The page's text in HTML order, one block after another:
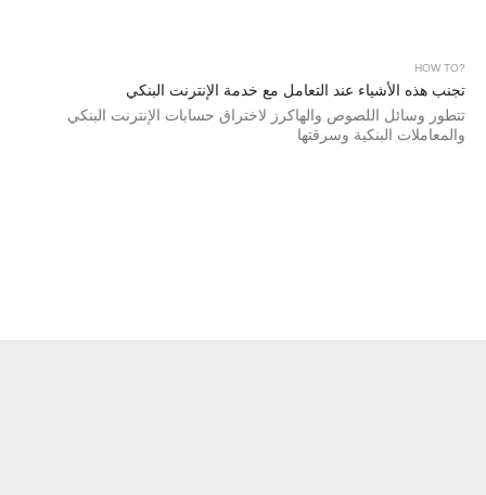
?HOW TO
تجنب هذه الأشياء عند التعامل مع خدمة الإنترنت البنكي
تتطور وسائل اللصوص والهاكرز لاختراق حسابات الإنترنت البنكي
والمعاملات البنكية وسرقتها